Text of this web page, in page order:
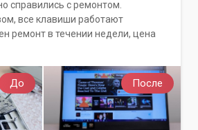
До После
справились с ремонтом.
все клавиши работают
ремонт в течении недели, цена